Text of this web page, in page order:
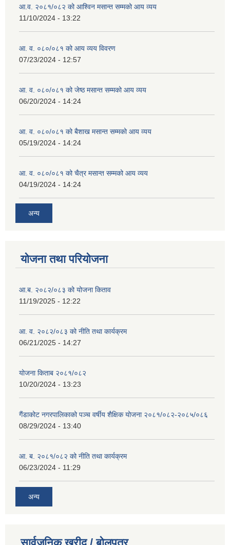
आ.व. २०८१/०८२ को आश्विन मसान्त सम्मको आय व्यय
11/10/2024 - 13:22
आ. व. ०८०/०८१ को आय व्यय विवरण
07/23/2024 - 12:57
आ. व. ०८०/०८१ को जेष्ठ मसान्त सम्मको आय व्यय
06/20/2024 - 14:24
आ. व. ०८०/०८१ को बैशाख मसान्त सम्मको आय व्यय
05/19/2024 - 14:24
आ. व. ०८०/०८१ को चैत्र मसान्त सम्मको आय व्यय
04/19/2024 - 14:24
अन्य
योजना तथा परियोजना
आ.ब. २०८२/०८३ को योजना किताव
11/19/2025 - 12:22
आ. व. २०८२/०८३ को नीति तथा कार्यक्रम
06/21/2025 - 14:27
योजना किताब २०८१/०८२
10/20/2024 - 13:23
गैंडाकोट नगरपालिकाको पञ्च वर्षीय शैक्षिक योजना २०८१/०८२-२०८५/०८६
08/29/2024 - 13:40
आ. ब. २०८१/०८२ को नीति तथा कार्यक्रम
06/23/2024 - 11:29
अन्य